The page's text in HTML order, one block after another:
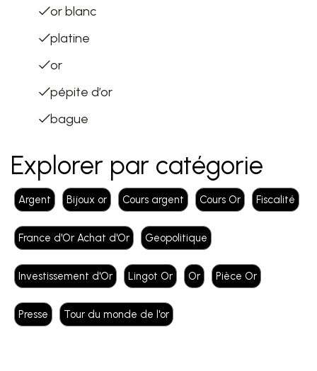
or blanc
platine
or
pépite d’or
bague
Explorer par catégorie
Argent Bijoux or Cours argent Cours Or Fiscalité
France d'Or Achat d'Or Geopolitique
Investissement d'Or Lingot Or Or Pièce Or
Presse Tour du monde de l'or